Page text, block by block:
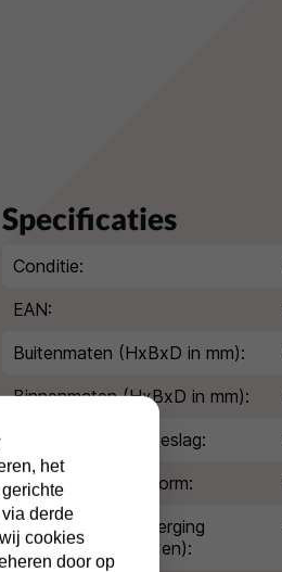
Specificaties
Conditie:
EAN:
Buitenmaten (HxBxD in mm):
Binnenmaten (HxBxD in mm):
Extra diepte kluisbeslag:
Inbraakwerende norm:
Indicatie waardeberging
(geld/kostbaarheden):
het
derde
cookies
door op